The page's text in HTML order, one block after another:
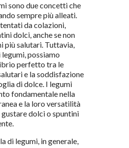
sono due concetti che
sempre più alleati.
da colazioni,
dolci, anche se non
più salutari. Tuttavia,
possiamo
perfetto tra le
e la soddisfazione
di dolce. I legumi
fondamentale nella
e la loro versatilità
dolci o spuntini
di legumi, in generale,